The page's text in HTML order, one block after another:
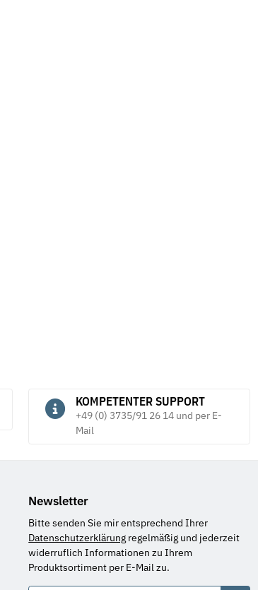
KOMPETENTER SUPPORT
+49 (0) 3735/91 26 14 und per E-
Mail
Newsletter
Bitte senden Sie mir entsprechend Ihrer
Datenschutzerklärung regelmäßig und jederzeit
widerruflich Informationen zu Ihrem
Produktsortiment per E-Mail zu.